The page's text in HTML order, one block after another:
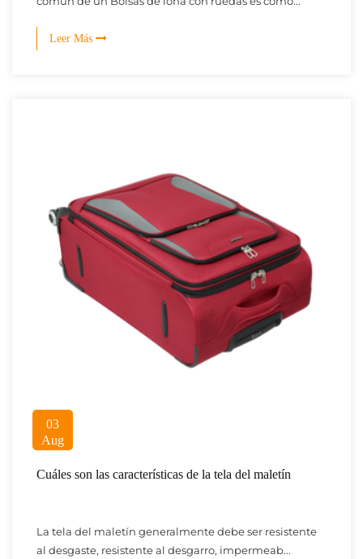
Leer Más
03
Aug
Cuáles son las características de la tela del maletín
La tela del maletín generalmente debe ser resistente
al desgaste, resistente al desgarro, impermeab...